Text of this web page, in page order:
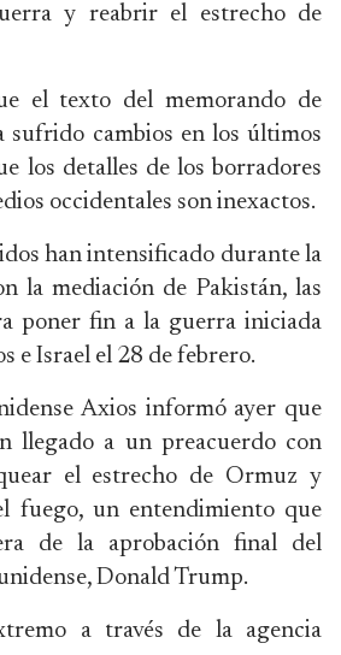
y reabrir el estrecho de
el texto del memorando de
sufrido cambios en los últimos
los detalles de los borradores
occidentales son inexactos.
han intensificado durante la
la mediación de Pakistán, las
poner fin a la guerra iniciada
e Israel el 28 de febrero.
Axios informó ayer que
llegado a un preacuerdo con
el estrecho de Ormuz y
fuego, un entendimiento que
de la aprobación final del
Donald Trump.
a través de la agencia